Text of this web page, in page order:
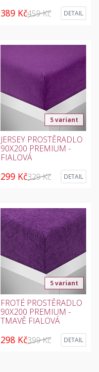
389 Kč459 Kč DETAIL
5 variant
JERSEY PROSTĚRADLO
90X200 PREMIUM -
FIALOVÁ
299 Kč329 Kč DETAIL
5 variant
FROTÉ PROSTĚRADLO
90X200 PREMIUM -
TMAVĚ FIALOVÁ
298 Kč399 Kč DETAIL